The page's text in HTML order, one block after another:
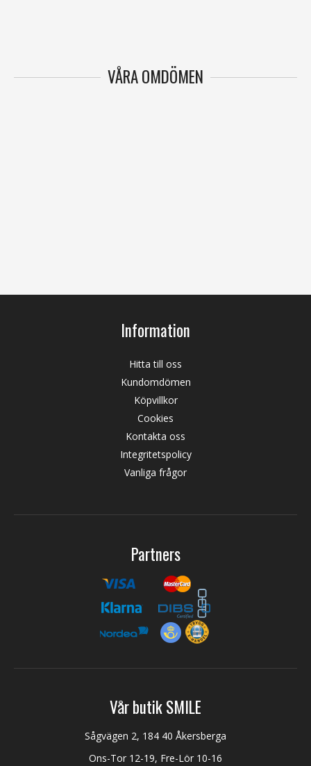
VÅRA OMDÖMEN
Information
Hitta till oss
Kundomdömen
Köpvillkor
Cookies
Kontakta oss
Integritetspolicy
Vanliga frågor
Partners
Vår butik SMILE
Sågvägen 2, 184 40 Åkersberga
Ons-Tor 12-19, Fre-Lör 10-16